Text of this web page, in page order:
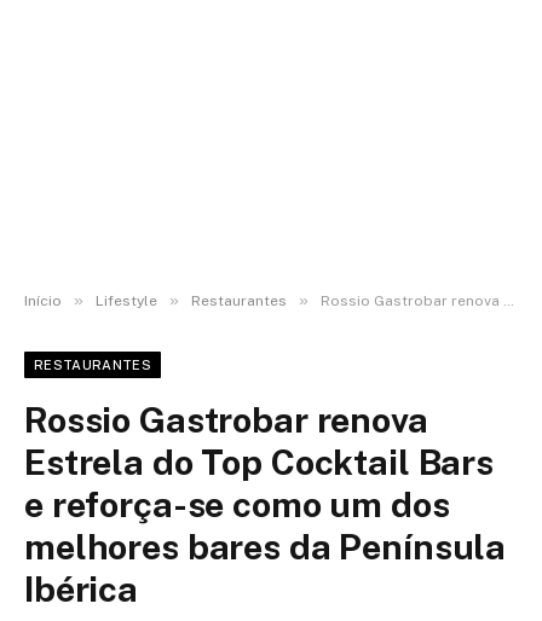
Início » Lifestyle » Restaurantes » Rossio Gastrobar renova Estrela do Top Cocktail Bars e reforça-se como um dos melhores bares da Península Ibérica
RESTAURANTES
Rossio Gastrobar renova
Estrela do Top Cocktail Bars
e reforça-se como um dos
melhores bares da Península
Ibérica